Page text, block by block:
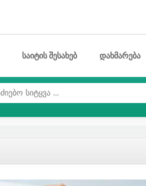
საიტის შესახებ დახმარება